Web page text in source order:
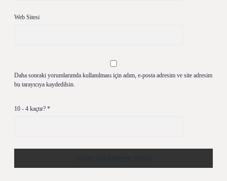
Web Sitesi
Daha sonraki yorumlarımda kullanılması için adım, e-posta adresim ve site adresim
bu tarayıcıya kaydedilsin.
10 - 4 kaçtır? *